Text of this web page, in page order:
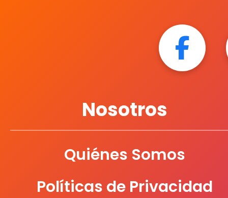
Nosotros
Quiénes Somos
Políticas de Privacidad